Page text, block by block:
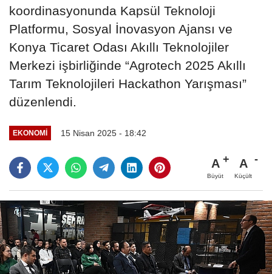
koordinasyonunda Kapsül Teknoloji
Platformu, Sosyal İnovasyon Ajansı ve
Konya Ticaret Odası Akıllı Teknolojiler
Merkezi işbirliğinde “Agrotech 2025 Akıllı
Tarım Teknolojileri Hackathon Yarışması”
düzenlendi.
EKONOMI 15 Nisan 2025 - 18:42
A
Büyüt
A
Küçült